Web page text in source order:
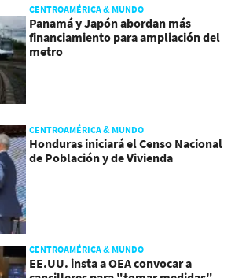
CENTROAMÉRICA & MUNDO
Panamá y Japón abordan más
financiamiento para ampliación del
metro
CENTROAMÉRICA & MUNDO
Honduras iniciará el Censo Nacional
de Población y de Vivienda
CENTROAMÉRICA & MUNDO
EE.UU. insta a OEA convocar a